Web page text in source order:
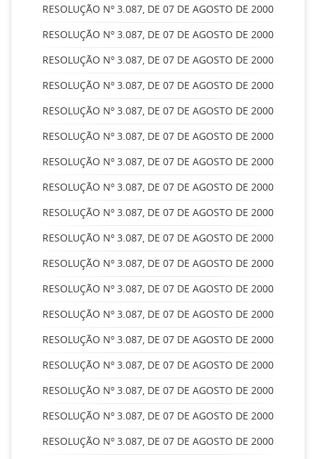
RESOLUÇÃO Nº 3.087, DE 07 DE AGOSTO DE 2000
RESOLUÇÃO Nº 3.087, DE 07 DE AGOSTO DE 2000
RESOLUÇÃO Nº 3.087, DE 07 DE AGOSTO DE 2000
RESOLUÇÃO Nº 3.087, DE 07 DE AGOSTO DE 2000
RESOLUÇÃO Nº 3.087, DE 07 DE AGOSTO DE 2000
RESOLUÇÃO Nº 3.087, DE 07 DE AGOSTO DE 2000
RESOLUÇÃO Nº 3.087, DE 07 DE AGOSTO DE 2000
RESOLUÇÃO Nº 3.087, DE 07 DE AGOSTO DE 2000
RESOLUÇÃO Nº 3.087, DE 07 DE AGOSTO DE 2000
RESOLUÇÃO Nº 3.087, DE 07 DE AGOSTO DE 2000
RESOLUÇÃO Nº 3.087, DE 07 DE AGOSTO DE 2000
RESOLUÇÃO Nº 3.087, DE 07 DE AGOSTO DE 2000
RESOLUÇÃO Nº 3.087, DE 07 DE AGOSTO DE 2000
RESOLUÇÃO Nº 3.087, DE 07 DE AGOSTO DE 2000
RESOLUÇÃO Nº 3.087, DE 07 DE AGOSTO DE 2000
RESOLUÇÃO Nº 3.087, DE 07 DE AGOSTO DE 2000
RESOLUÇÃO Nº 3.087, DE 07 DE AGOSTO DE 2000
RESOLUÇÃO Nº 3.087, DE 07 DE AGOSTO DE 2000